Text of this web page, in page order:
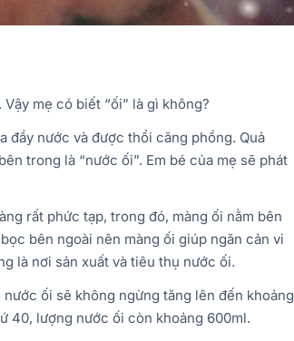
mẹ có biết “ối” là gì không?
đầy nước và được thổi căng phồng. Quả
trong là “nước ối”. Em bé của mẹ sẽ phát
rất phức tạp, trong đó, màng ối nằm bên
bên ngoài nên màng ối giúp ngăn cản vi
là nơi sản xuất và tiêu thụ nước ối.
ối sẽ không ngừng tăng lên đến khoảng
40, lượng nước ối còn khoảng 600ml.